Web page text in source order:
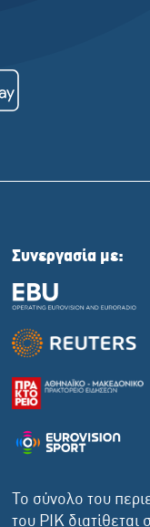
Συνεργασία με:
Το σύνολο του
του ΡΙΚ